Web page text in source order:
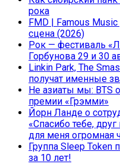
рока
FMD | Famous
сцена (2026)
Рок — фестиваль
Горбунова 29 и 30
Linkin Park, The
получат именные
Не азиаты мы: BTS
премии «Грэмми»
Йорн Ланде о
«Спасибо тебе,
для меня огромная
Группа Sleep Token
за 10 лет!